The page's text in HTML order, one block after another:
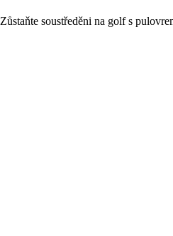
Zůstaňte soustředěni na golf s